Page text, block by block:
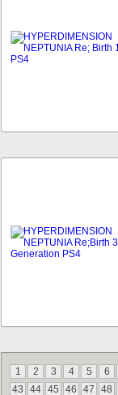
1 2 3 4 5 6
43
44 45 46 47 48